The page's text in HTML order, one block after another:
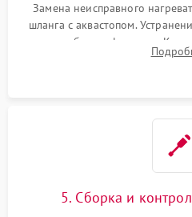
Замена неисправного
шланга с аквастопом.
патрубках и фильтрах.
управления,
5. Сборка и